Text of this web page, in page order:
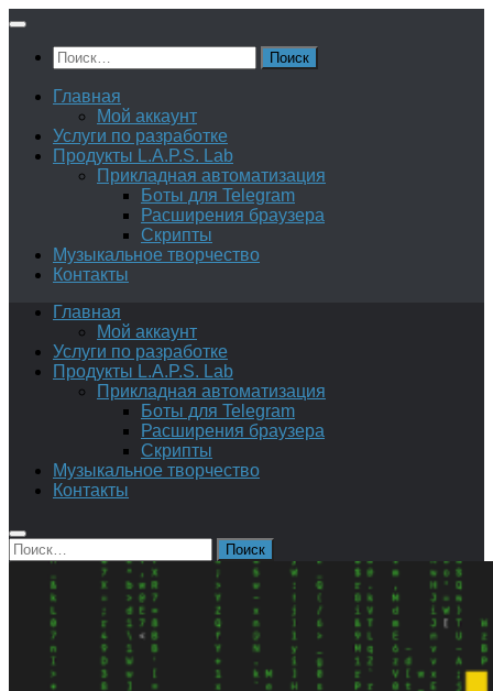
Перейти
содержимому
Найти:
Главная
Мой аккаунт
Услуги по разработке
Продукты L.A.P.S. Lab
Прикладная автоматизация
Боты для Telegram
Расширения браузера
Скрипты
Музыкальное творчество
Контакты
Главная
Мой аккаунт
Услуги по разработке
Продукты L.A.P.S. Lab
Прикладная автоматизация
Боты для Telegram
Расширения браузера
Скрипты
Музыкальное творчество
Контакты
Найти: